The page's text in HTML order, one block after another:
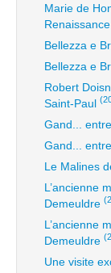
Marie de
Renaissance
Bellezza e
Bellezza e
Robert
Saint-Paul
Gand...
Gand...
Le Malines
L’ancienne
Demeuldre
L’ancienne
Demeuldre
Une visite